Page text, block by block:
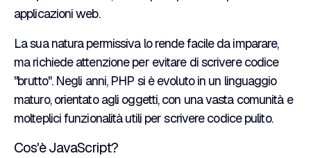
applicazioni web.
La sua natura permissiva lo rende facile da imparare,
ma richiede attenzione per evitare di scrivere codice
"brutto". Negli anni, PHP si è evoluto in un linguaggio
maturo, orientato agli oggetti, con una vasta comunità e
molteplici funzionalità utili per scrivere codice pulito.
Cos'è JavaScript?